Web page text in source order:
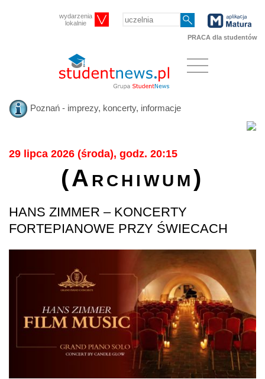
wydarzenia
lokalnie
PRACA dla studentów
Poznań - imprezy, koncerty, informacje
29 lipca 2026 (środa), godz. 20:15
(Archiwum)
HANS ZIMMER – KONCERTY
FORTEPIANOWE PRZY ŚWIECACH